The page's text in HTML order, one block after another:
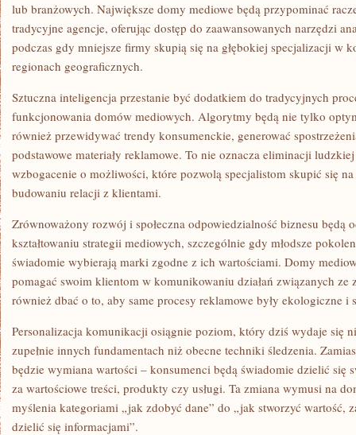
lub branżowych. Największe domy mediowe będą przypominać
tradycyjne agencje, oferując dostęp do zaawansowanych narzędzi
podczas gdy mniejsze firmy skupią się na głębokiej specjalizacji w
regionach geograficznych.
Sztuczna inteligencja przestanie być dodatkiem do tradycyjnych
funkcjonowania domów mediowych. Algorytmy będą nie tylko
również przewidywać trendy konsumenckie, generować
podstawowe materiały reklamowe. To nie oznacza eliminacji
wzbogacenie o możliwości, które pozwolą specjalistom skupić się
budowaniu relacji z klientami.
Zrównoważony rozwój i społeczna odpowiedzialność biznesu będą
kształtowaniu strategii mediowych, szczególnie gdy młodsze
świadomie wybierają marki zgodne z ich wartościami. Domy
pomagać swoim klientom w komunikowaniu działań związanych ze
również dbać o to, aby same procesy reklamowe były ekologiczne i
Personalizacja komunikacji osiągnie poziom, który dziś wydaje się
zupełnie innych fundamentach niż obecne techniki śledzenia.
będzie wymiana wartości – konsumenci będą świadomie dzielić się
za wartościowe treści, produkty czy usługi. Ta zmiana wymusi na
myślenia kategoriami „jak zdobyć dane” do „jak stworzyć wartość,
dzielić się informacjami”.